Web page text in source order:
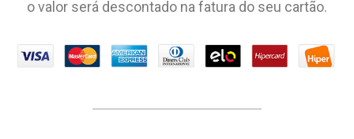
o valor será descontado na fatura do seu cartão.